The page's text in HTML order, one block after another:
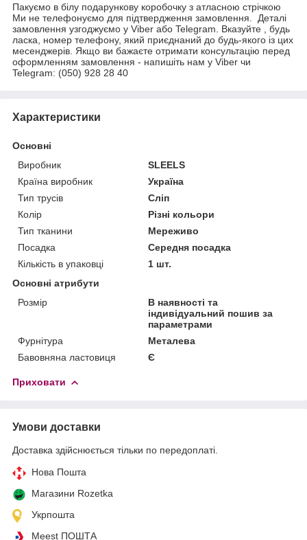
Пакуємо в білу подарункову коробочку з атласною стрічкою
Ми не телефонуємо для підтвердження замовлення. Деталі
замовлення узгоджуємо у Viber або Telegram. Вказуйте , будь
ласка, номер телефону, який приєднаний до будь-якого із цих
месенджерів. Якщо ви бажаєте отримати консультацію перед
оформленням замовлення - напишіть нам у Viber чи
Telegram: (050) 928 28 40
Характеристики
Основні
Виробник
SLEELS
Країна виробник
Україна
Тип трусів
Сліп
Колір
Різні кольори
Тип тканини
Мереживо
Посадка
Середня посадка
Кількість в упаковці
1 шт.
Основні атрибути
Розмір
В наявності та
індивідуальний пошив за
параметрами
Фурнітура
Металева
Бавовняна ластовиця
Є
Приховати
Умови доставки
Доставка здійснюється тільки по передоплаті.
Нова Пошта
Магазини Rozetka
Укрпошта
Meest ПОШТА